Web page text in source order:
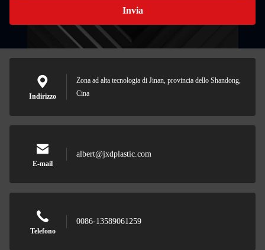
Invia
Indirizzo
Zona ad alta tecnologia di Jinan, provincia dello Shandong,
Cina
E-mail
albert@jxdplastic.com
Telefono
0086-13589061259